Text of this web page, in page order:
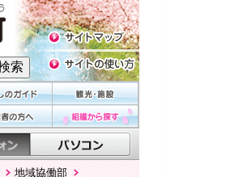
地域協働部